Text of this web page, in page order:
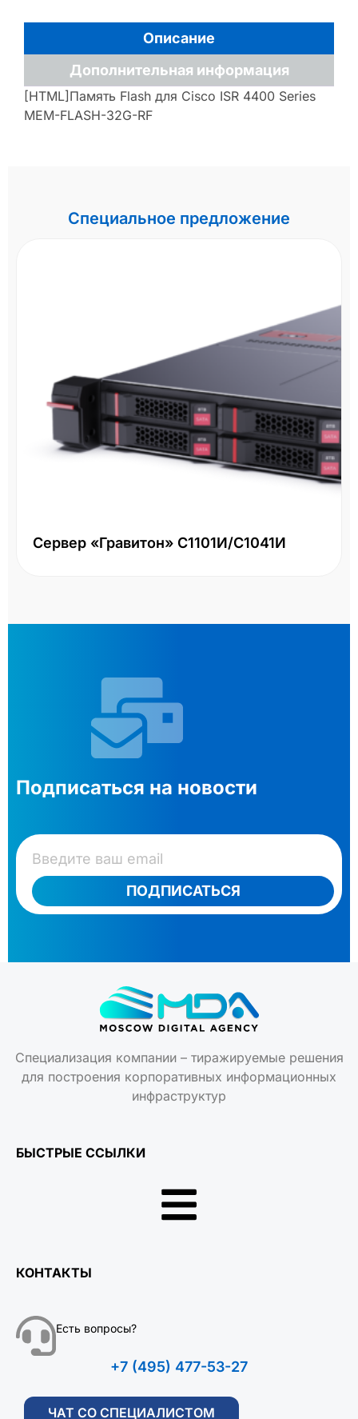
Описание
Дополнительная информация
[HTML]Память Flash для Cisco ISR 4400 Series
MEM-FLASH-32G-RF
Специальное предложение
С1041И
СХД HPE MSA 2060
LFF
Два контроллера 16Gb
Подписаться на новости
ПОДПИСАТЬСЯ
Специализация компании – тиражируемые решения
инфраструктур
+7 (495) 477-53-27
ЧАТ СО СПЕЦИАЛИСТОМ